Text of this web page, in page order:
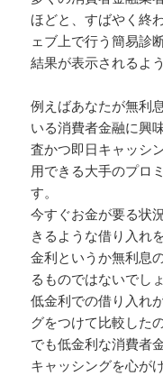
ほどと、すばやく終
ェブ上で行う簡易診
結果が表示されるよう
例えばあなたが無利
いる消費者金融に興
査かつ即日キャッシ
用できる大手のプロ
す。
今すぐお金が要る状
きるような借り入れ
金利というか無利息
るものではないでし
低金利での借り入れ
グをつけて比較した
でも低金利な消費者
キャッシングを心が